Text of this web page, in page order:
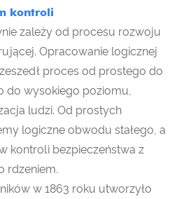
kontroli
zależy od procesu rozwoju
Opracowanie logicznej
proces od prostego do
do wysokiego poziomu,
ludzi. Od prostych
logiczne obwodu stałego, a
kontroli bezpieczeństwa z
rdzeniem.
w 1863 roku utworzyło